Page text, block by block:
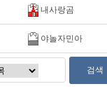
내사랑곰
야놀자민아